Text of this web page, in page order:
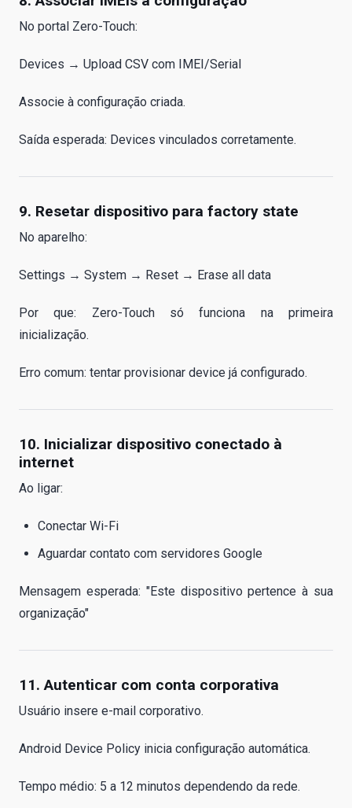
No portal Zero-Touch:
Devices → Upload CSV com IMEI/Serial
Associe à configuração criada.
Saída esperada: Devices vinculados corretamente.
9. Resetar dispositivo para factory state
No aparelho:
Settings → System → Reset → Erase all data
Por que: Zero-Touch só funciona na primeira
inicialização.
Erro comum: tentar provisionar device já configurado.
10. Inicializar dispositivo conectado à
internet
Ao ligar:
Conectar Wi-Fi
Aguardar contato com servidores Google
Mensagem esperada: "Este dispositivo pertence à sua
organização"
11. Autenticar com conta corporativa
Usuário insere e-mail corporativo.
Android Device Policy inicia configuração automática.
Tempo médio: 5 a 12 minutos dependendo da rede.